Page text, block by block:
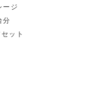
ージ
分
ット